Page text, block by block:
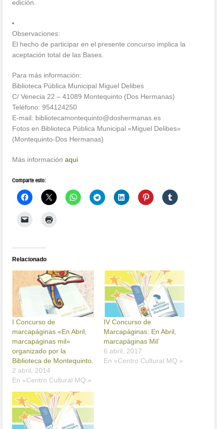
edición.
Observaciones:
El hecho de participar en el presente concurso implica la
aceptación total de las Bases.
Para más información:
Biblioteca Pública Municipal Miguel Delibes
C/ Venecia 22 – 41089 Montequinto (Dos Hermanas)
Teléfono: 954124250
E-mail: bibliotecamontequinto@doshermanas.es
Fotos en Biblioteca Pública Municipal «Miguel Delibes»
(Montequinto-Dos Hermanas)
Más informaciónaqui
Comparte esto:
Relacionado
I Concurso de
marcapáginas «En Abril,
marcapáginas mil»
organizado por la
Biblioteca de Montequinto.
2 abril, 2014
En «Centro Cultural MQ.»
IV Concurso de
Marcapáginas: En Abril,
marcapáginas Mil’
6 abril, 2017
En «Centro Cultural MQ.»